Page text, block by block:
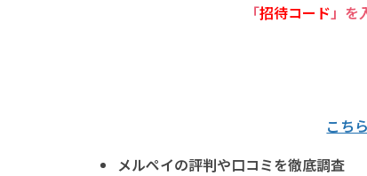
「招待コード 」を
こちら
メルペイの評判や口コミを徹底調査